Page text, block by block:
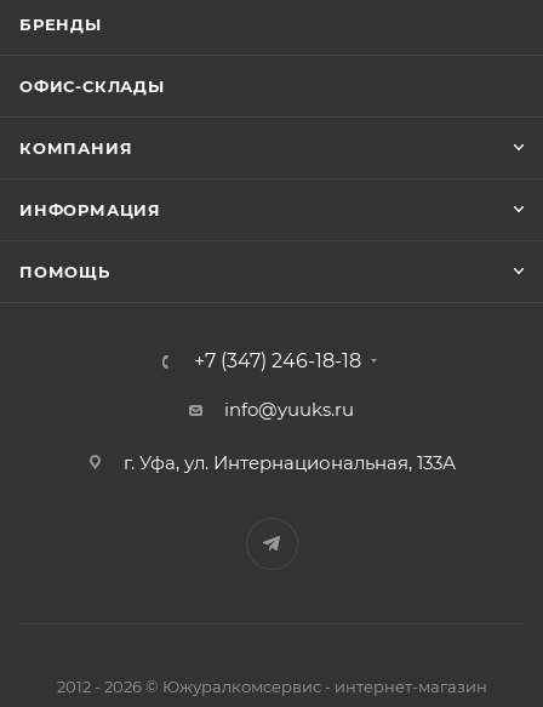
БРЕНДЫ
ОФИС-СКЛАДЫ
КОМПАНИЯ
ИНФОРМАЦИЯ
ПОМОЩЬ
+7 (347) 246-18-18
info@yuuks.ru
г. Уфа, ул. Интернациональная, 133А
2012 - 2026 © Южуралкомсервис - интернет-магазин